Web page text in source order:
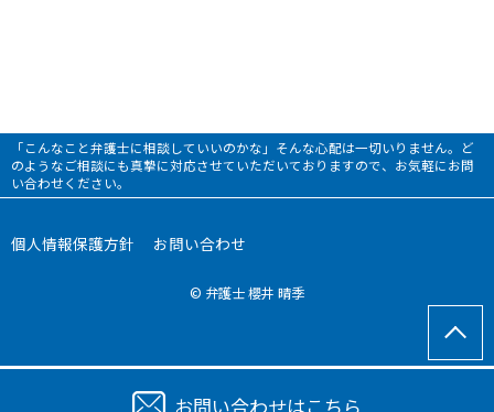
お問い合わせはこちら
「こんなこと弁護士に相談していいのかな」そんな心配は一切いりません。ど
のようなご相談にも真摯に対応させていただいておりますので、お気軽にお問
い合わせください。
個人情報保護方針 お問い合わせ
© 弁護士 櫻井 晴季